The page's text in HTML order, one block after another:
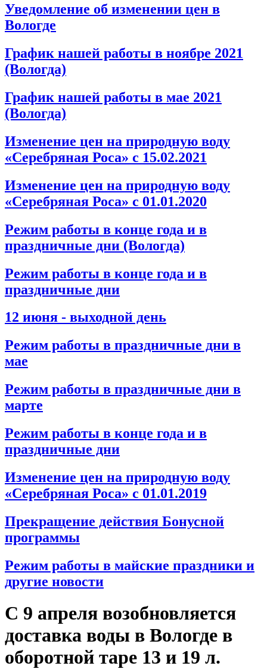
Уведомление об изменении цен в
Вологде
График нашей работы в ноябре 2021
(Вологда)
График нашей работы в мае 2021
(Вологда)
Изменение цен на природную воду
«Серебряная Роса» с 15.02.2021
Изменение цен на природную воду
«Серебряная Роса» с 01.01.2020
Режим работы в конце года и в
праздничные дни (Вологда)
Режим работы в конце года и в
праздничные дни
12 июня - выходной день
Режим работы в праздничные дни в
мае
Режим работы в праздничные дни в
марте
Режим работы в конце года и в
праздничные дни
Изменение цен на природную воду
«Серебряная Роса» с 01.01.2019
Прекращение действия Бонусной
программы
Режим работы в майские праздники и
другие новости
С 9 апреля возобновляется
доставка воды в Вологде в
оборотной таре 13 и 19 л.